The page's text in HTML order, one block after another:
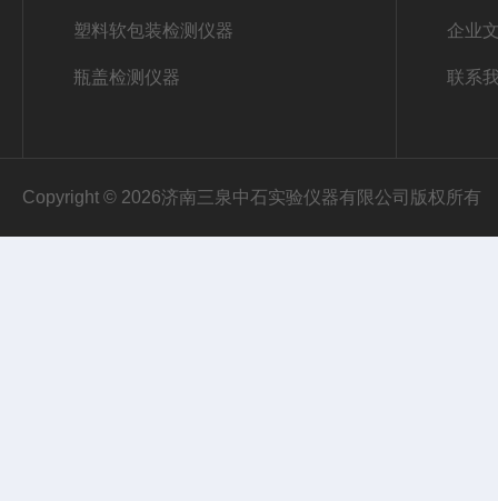
塑料软包装检测仪器
瓶盖检测仪器
企业
联系
Copyright © 2026济南三泉中石实验仪器有限公司版权所有